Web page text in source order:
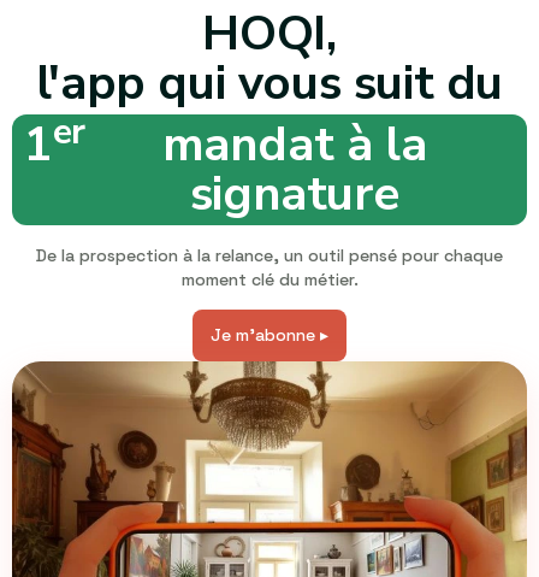
HOQI,
l'app qui vous suit du
1er mandat à la
signature
De la prospection à la relance, un outil pensé pour chaque
moment clé du métier.
Je m'abonne ▸